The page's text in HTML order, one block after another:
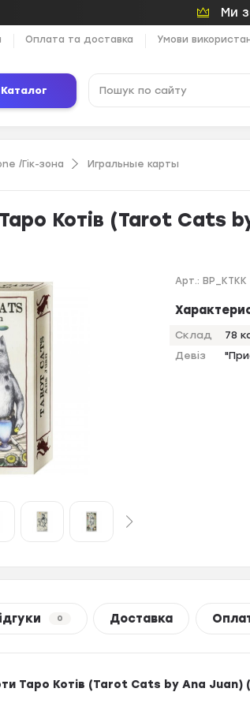
Ми
Оплата та доставка Умови
Каталог
/Гік-зона Игральные карты
Котів (Tarot Cats
Арт.:ВР_КТКК
Склад
78
Девіз
0 Доставка
Таро Котів (Tarot Cats by Ana Juan)